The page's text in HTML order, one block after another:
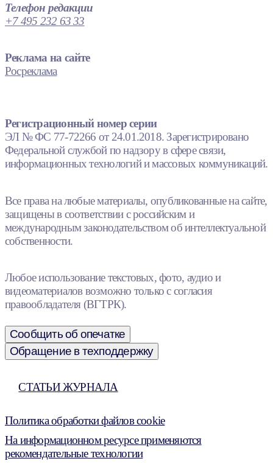
Телефон редакции
+7 495 232 63 33
Реклама на сайте
Росреклама
Регистрационный номер серии
ЭЛ № ФС 77-72266 от 24.01.2018. Зарегистрировано
Федеральной службой по надзору в сфере связи,
информационных технологий и массовых коммуникаций.
Все права на любые материалы, опубликованные на сайте,
защищены в соответствии с российским и
международным законодательством об интеллектуальной
собственности.
Любое использование текстовых, фото, аудио и
видеоматериалов возможно только с согласия
правообладателя (ВГТРК).
Сообщить об опечатке
Обращение в техподдержку
СТАТЬИ ЖУРНАЛА
Политика обработки файлов cookie
На информационном ресурсе применяются
рекомендательные технологии